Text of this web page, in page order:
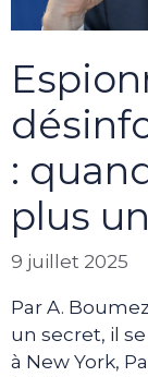
:
plus
9 juillet 2025
Par A.
un secret, il
à New York,